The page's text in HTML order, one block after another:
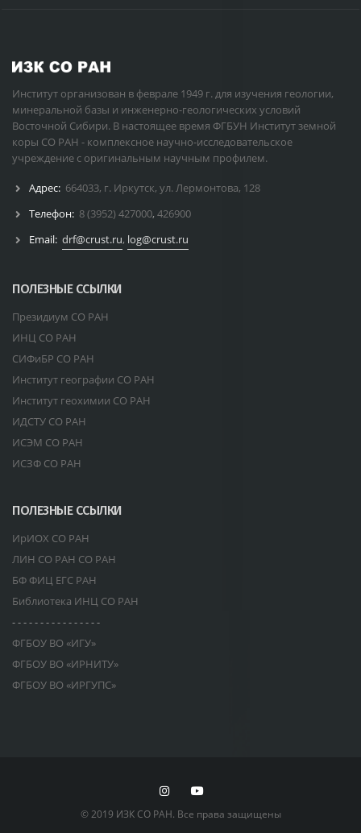
Институт организован в феврале 1949 г. для изучения геологии,
минеральной базы и инженерно-геологических условий
Восточной Сибири. В настоящее время ФГБУН Институт земной
коры СО РАН - комплексное научно-исследовательское
учреждение с оригинальным научным профилем.
Адрес: 664033, г. Иркутск, ул. Лермонтова, 128
Телефон: 8 (3952) 427000, 426900
Email: drf@crust.ru, log@crust.ru
ПОЛЕЗНЫЕ ССЫЛКИ
Президиум СО РАН
ИНЦ СО РАН
СИФиБР СО РАН
Институт географии СО РАН
Институт геохимии СО РАН
ИДСТУ СО РАН
ИСЭМ СО РАН
ИСЗФ СО РАН
ПОЛЕЗНЫЕ ССЫЛКИ
ИрИОХ СО РАН
ЛИН СО РАН СО РАН
БФ ФИЦ ЕГС РАН
Библиотека ИНЦ СО РАН
- - - - - - - - - - - - - - - -
ФГБОУ ВО «ИГУ»
ФГБОУ ВО «ИРНИТУ»
ФГБОУ ВО «ИРГУПС»
© 2019 ИЗК СО РАН. Все права защищены